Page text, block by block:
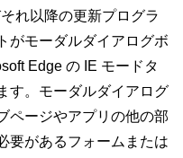
れ以降の更新プログラ
がモーダルダイアログボ
Edge の IE モードタ
す。モーダルダイアログ
ページやアプリの他の部
要があるフォームまたは